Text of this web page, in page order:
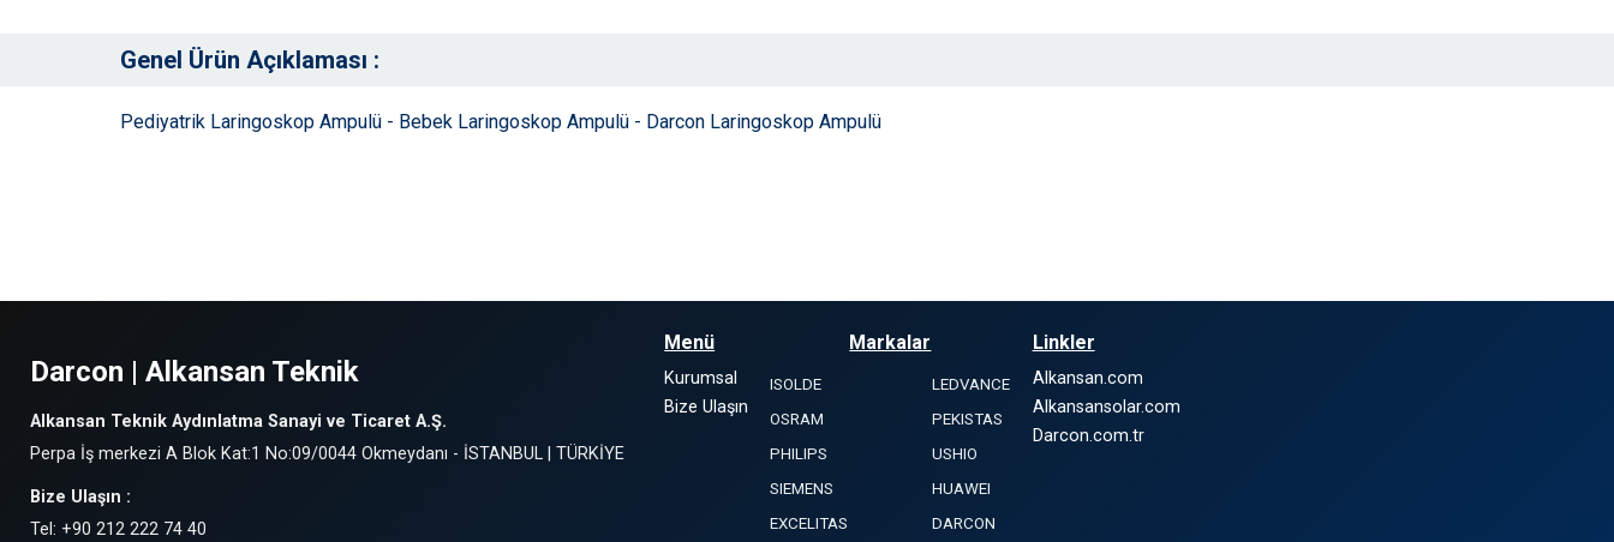
Genel Ürün Açıklaması :
Pediyatrik Laringoskop Ampulü - Bebek Laringoskop Ampulü - Darcon Laringoskop Ampulü
Darcon | Alkansan Teknik
Alkansan Teknik Aydınlatma Sanayi ve Ticaret A.Ş.
Perpa İş merkezi A Blok Kat:1 No:09/0044 Okmeydanı - İSTANBUL | TÜRKİYE
Bize Ulaşın :
Tel: +90 212 222 74 40
Menü
Kurumsal
Bize Ulaşın
Markalar
ISOLDE
LEDVANCE
OSRAM
PEKISTAS
PHILIPS
USHIO
SIEMENS
HUAWEI
EXCELITAS
DARCON
Linkler
Alkansan.com
Alkansansolar.com
Darcon.com.tr